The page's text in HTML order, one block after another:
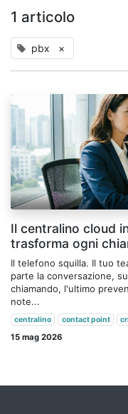
1 articolo
pbx ×
Il centralino cloud
trasforma ogni
Il telefono squilla. Il tuo
parte la conversazione,
chiamando, l'ultimo
note...
centralino contact point
15 mag 2026